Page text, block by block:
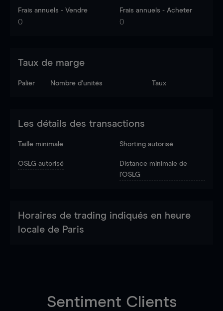
Frais annuels - Vendre
0
Frais annuels - Acheter
0
Taux de marge
Palier Nombre d’unités Taux
Les détails des transactions
Taille minimale Shorting autorisé
OSLG autorisé
Distance minimale de
l'OSLG
Horaires de trading indiqués en heure
locale de Paris
Sentiment Clients